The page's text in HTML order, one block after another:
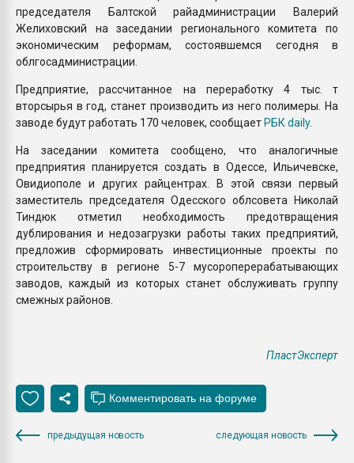
председателя Балтской райадминистрации Валерий
Желиховский на заседании регионального комитета по
экономическим реформам, состоявшемся сегодня в
облгосадминистрации.
Предприятие, рассчитанное на переработку 4 тыс. т
вторсырья в год, станет производить из него полимеры. На
заводе будут работать 170 человек, сообщаетРБК daily.
На заседании комитета сообщено, что аналогичные
предприятия планируется создать в Одессе, Ильичевске,
Овидиополе и других райцентрах. В этой связи первый
заместитель председателя Одесского облсовета Николай
Тиндюк отметил необходимость предотвращения
дублирования и недозагрузки работы таких предприятий,
предложив сформировать инвестиционные проекты по
строительству в регионе 5-7 мусороперерабатывающих
заводов, каждый из которых станет обслуживать группу
смежных районов.
ПластЭксперт
предыдущая новость следующая новость